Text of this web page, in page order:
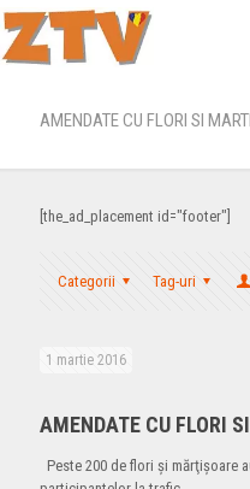
AMENDATE CU FLORI SI
[the_ad_placement id="footer"]
Categorii Tag-uri
1 martie 2016
AMENDATE CU FLORI
Peste 200 de flori şi mărţişoare